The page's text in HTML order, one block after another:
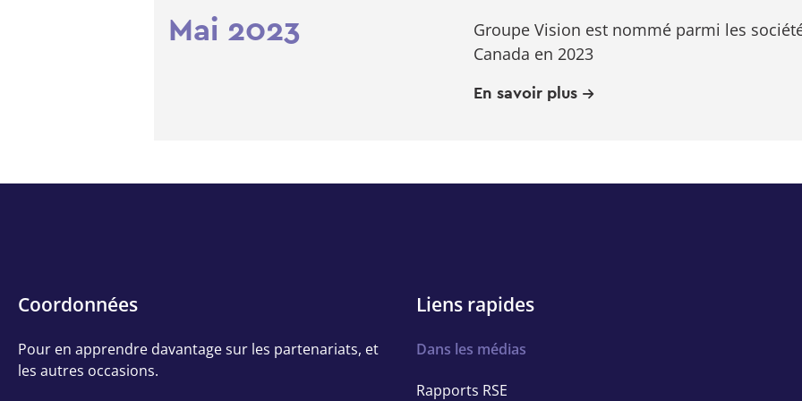
Mai 2023
Groupe Vision est nommé parmi les
Canada en 2023
En savoir plus
Contact
Info
Coordonnées
Pour en apprendre davantage sur les partenariats, et
les autres occasions.
Quick
links
Liens rapides
Dans les médias
Rapports RSE